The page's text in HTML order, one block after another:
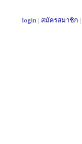
login | สมัครสมาชิก |